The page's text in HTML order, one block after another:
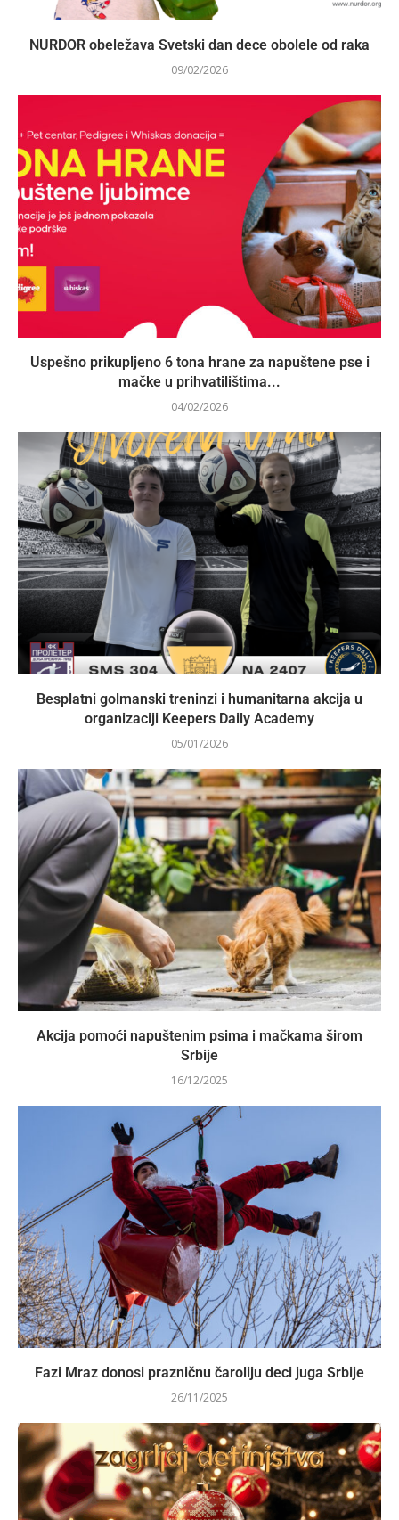
NURDOR obeležava Svetski dan dece obolele od raka
09/02/2026
Uspešno prikupljeno 6 tona hrane za napuštene pse i
mačke u prihvatilištima...
04/02/2026
Besplatni golmanski treninzi i humanitarna akcija u
organizaciji Keepers Daily Academy
05/01/2026
Akcija pomoći napuštenim psima i mačkama širom
Srbije
16/12/2025
Fazi Mraz donosi prazničnu čaroliju deci juga Srbije
26/11/2025